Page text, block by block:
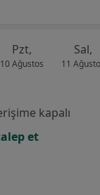
Pzt,
10 Ağustos
Sal,
11
kapalı
et